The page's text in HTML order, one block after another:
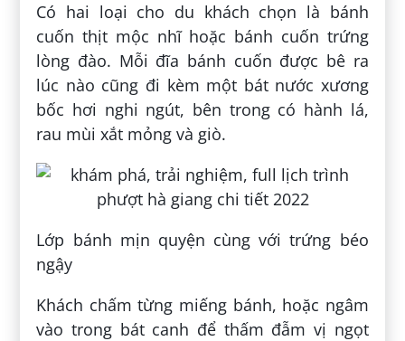
Có hai loại cho du khách chọn là bánh
cuốn thịt mộc nhĩ hoặc bánh cuốn trứng
lòng đào. Mỗi đĩa bánh cuốn được bê ra
lúc nào cũng đi kèm một bát nước xương
bốc hơi nghi ngút, bên trong có hành lá,
rau mùi xắt mỏng và giò.
Lớp bánh mịn quyện cùng với trứng béo
ngậy
Khách chấm từng miếng bánh, hoặc ngâm
vào trong bát canh để thấm đẫm vị ngọt